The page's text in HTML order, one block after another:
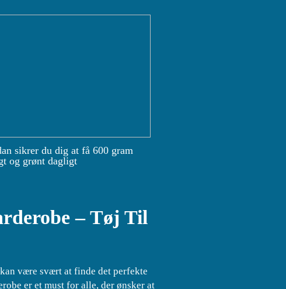
sikrer du dig at få 600 gram
og grønt dagligt
– Tøj Til
være svært at finde det perfekte
er et must for alle, der ønsker at